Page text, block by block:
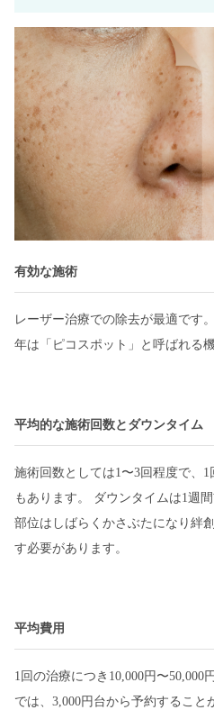
有効な施術
レーザー治療での除去が最適です
年は「ピコスポット」と呼ばれる
平均的な施術回数とダウンタイム
施術回数としては1〜3回程度で、
もあります。 ダウンタイムは1週
部位はしばらくかさぶたになり絆
す必要があります。
平均費用
1回の治療につき10,000円〜50,000
では、3,000円台から予約するこ